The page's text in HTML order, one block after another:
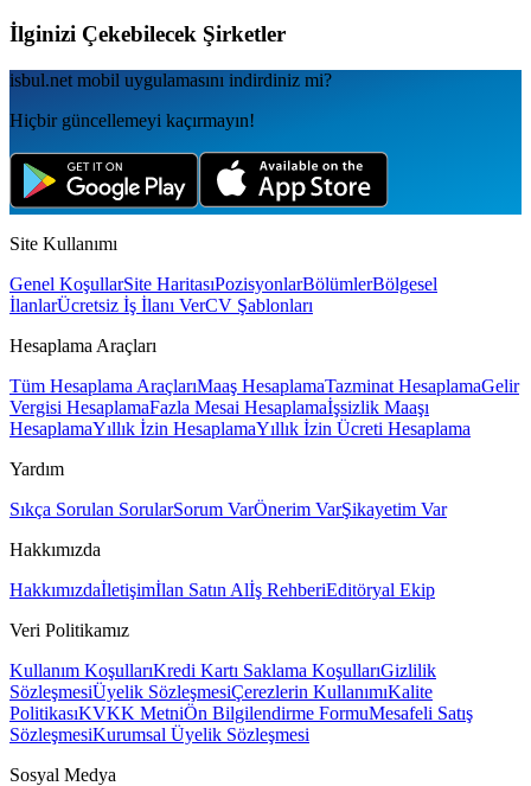
İlginizi Çekebilecek Şirketler
isbul.net mobil uygulamаsını indirdiniz mi?
Hiçbir güncellemeyi kaçırmayın!
Site Kullanımı
Genel KoşullarSite HaritasıPozisyonlarBölümlerBölgesel
İlanlarÜcretsiz İş İlanı VerCV Şablonları
Hesaplama Araçları
Tüm Hesaplama AraçlarıMaaş HesaplamaTazminat HesaplamaGelir
Vergisi HesaplamaFazla Mesai Hesaplamaİşsizlik Maaşı
HesaplamaYıllık İzin HesaplamaYıllık İzin Ücreti Hesaplama
Yardım
Sıkça Sorulan SorularSorum VarÖnerim VarŞikayetim Var
Hakkımızda
Hakkımızdaİletişimİlan Satın Alİş RehberiEditöryal Ekip
Veri Politikamız
Kullanım KoşullarıKredi Kartı Saklama KoşullarıGizlilik
SözleşmesiÜyelik SözleşmesiÇerezlerin KullanımıKalite
PolitikasıKVKK MetniÖn Bilgilendirme FormuMesafeli Satış
SözleşmesiKurumsal Üyelik Sözleşmesi
Sosyal Medya